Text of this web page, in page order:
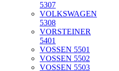
5307
VOLKSWAGEN
5308
VORSTEINER
5401
VOSSEN 5501
VOSSEN 5502
VOSSEN 5503